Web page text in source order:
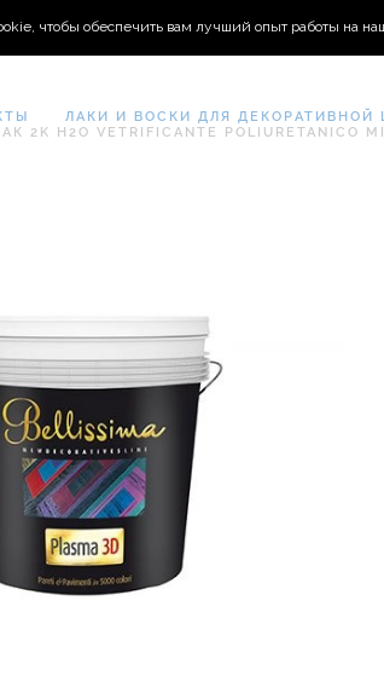
ЛАКИ И ВОСКИ ДЛЯ ДЕКОРАТИВНОЙ
H2O VETRIFICANTE POLIURETANICO
чтобы обеспечить вам лучший опыт работы на